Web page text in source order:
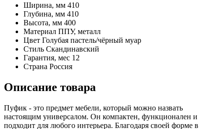
Ширина, мм 410
Глубина, мм 410
Высота, мм 400
Материал ППУ, металл
Цвет Голубая пастель/чёрный муар
Стиль Скандинавский
Гарантия, мес 12
Страна Россия
Описание товара
Пуфик - это предмет мебели, который можно назвать
настоящим универсалом. Он компактен, функционален и
подходит для любого интерьера. Благодаря своей форме в